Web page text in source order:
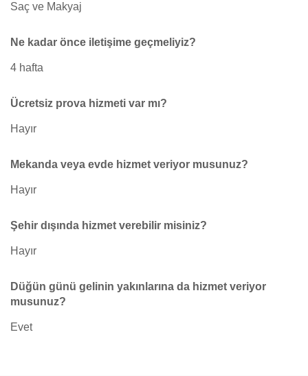
Saç ve Makyaj
Ne kadar önce iletişime geçmeliyiz?
4 hafta
Ücretsiz prova hizmeti var mı?
Hayır
Mekanda veya evde hizmet veriyor musunuz?
Hayır
Şehir dışında hizmet verebilir misiniz?
Hayır
Düğün günü gelinin yakınlarına da hizmet veriyor
musunuz?
Evet